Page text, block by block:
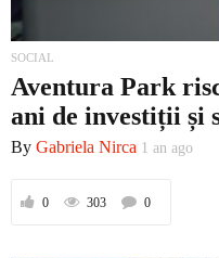
Economic
Contact
Prima
SOCIAL
Aventura Park
ani de investiții și
By Gabriela Nirca 1 an ago
0 303 0